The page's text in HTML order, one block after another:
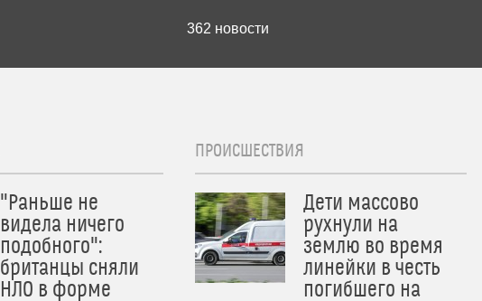
362 новости
"Раньше не
видела ничего
подобного":
британцы сняли
НЛО в форме
ПРОИСШЕСТВИЯ
Дети массово
рухнули на
землю во время
линейки в честь
погибшего на